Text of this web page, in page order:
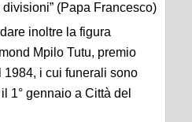
(Papa Francesco)
inoltre la figura
Mpilo Tutu, premio
1984, i cui funerali sono
1° gennaio a Città del